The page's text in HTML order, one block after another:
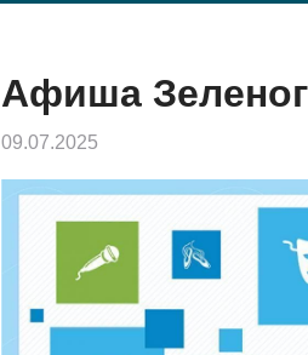
Афиша
09.07.2025